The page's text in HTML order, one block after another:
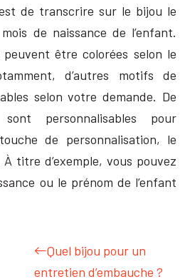
de transcrire sur le bijou le
de naissance de l’enfant.
être colorées selon le
d’autres motifs de
selon votre demande. De
personnalisables pour
de personnalisation, le
titre d’exemple, vous pouvez
ou le prénom de l’enfant
Quel bijou pour un
entretien d’embauche ?